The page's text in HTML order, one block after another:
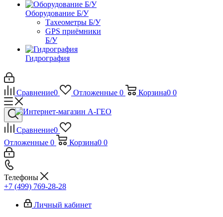
Оборудование Б/У
Тахеометры Б/У
GPS приёмники
Б/У
Гидрография
Сравнение0 Отложенные 0 Корзина0 0
Сравнение0
Отложенные 0 Корзина0 0
Телефоны
+7 (499) 769-28-28
Личный кабинет